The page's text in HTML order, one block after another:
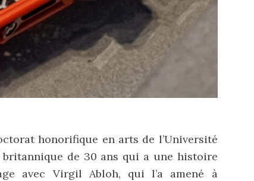
honorifique en arts de l’Université
de 30 ans qui a une histoire
avec Virgil Abloh, qui l’a amené à